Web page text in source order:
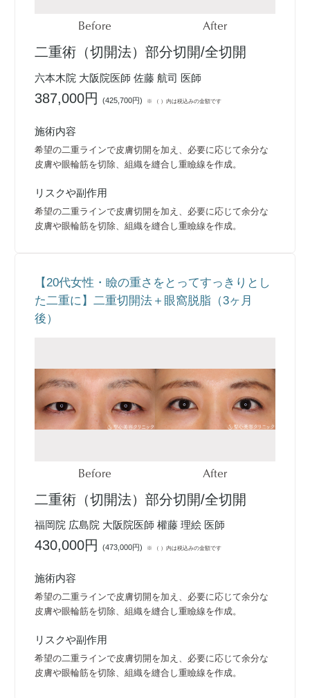
Before After
二重術（切開法）部分切開/全切開
六本木院 大阪院医師 佐藤 航司 医師
387,000円(425,700円) ※ （ ）内は税込みの金額です
施術内容
希望の二重ラインで皮膚切開を加え、必要に応じて余分な
皮膚や眼輪筋を切除、組織を縫合し重瞼線を作成。
リスクや副作用
希望の二重ラインで皮膚切開を加え、必要に応じて余分な
皮膚や眼輪筋を切除、組織を縫合し重瞼線を作成。
【20代女性・瞼の重さをとってすっきりとし
た二重に】二重切開法＋眼窩脱脂（3ヶ月
後）
Before After
二重術（切開法）部分切開/全切開
福岡院 広島院 大阪院医師 權藤 理絵 医師
430,000円(473,000円) ※ （ ）内は税込みの金額です
施術内容
希望の二重ラインで皮膚切開を加え、必要に応じて余分な
皮膚や眼輪筋を切除、組織を縫合し重瞼線を作成。
リスクや副作用
希望の二重ラインで皮膚切開を加え、必要に応じて余分な
皮膚や眼輪筋を切除、組織を縫合し重瞼線を作成。